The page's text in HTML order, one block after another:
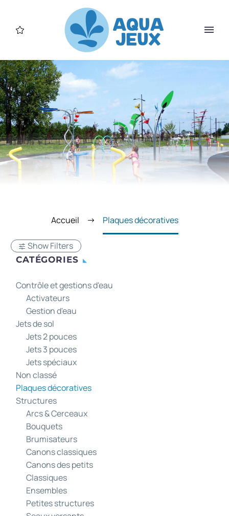
Accueil Plaques décoratives
Show Filters
CATÉGORIES
Contrôle et gestions d'eau
Activateurs
Gestion d'eau
Jets de sol
Jets 2 pouces
Jets 3 pouces
Jets spéciaux
Non classé
Plaques décoratives
Structures
Arcs & Cerceaux
Bouquets
Brumisateurs
Canons classiques
Canons des petits
Classiques
Ensembles
Petites structures